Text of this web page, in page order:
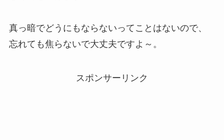
真っ暗でどうにもならないってことはないので、
忘れても焦らないで大丈夫ですよ～。
スポンサーリンク